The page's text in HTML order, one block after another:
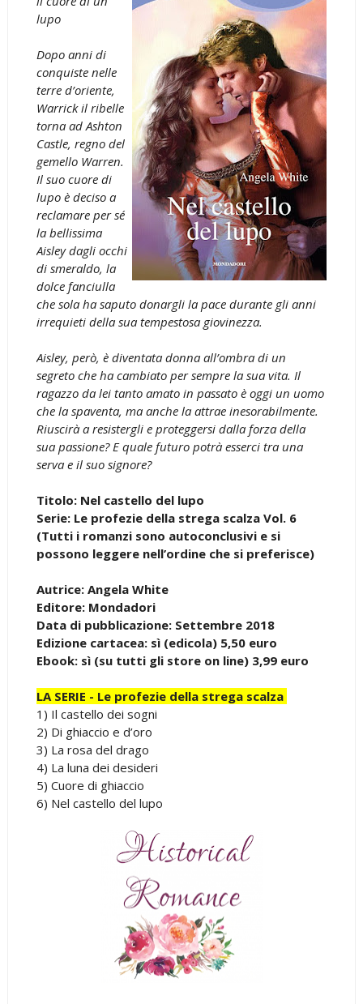
lupo
Dopo anni di
conquiste nelle
terre d’oriente,
Warrick il ribelle
torna ad Ashton
Castle, regno del
gemello Warren.
Il suo cuore di
lupo è deciso a
reclamare per sé
la bellissima
Aisley dagli occhi
di smeraldo, la
dolce fanciulla
che sola ha saputo donargli la pace durante gli anni
irrequieti della sua tempestosa giovinezza.
Aisley, però, è diventata donna all’ombra di un
segreto che ha cambiato per sempre la sua vita. Il
ragazzo da lei tanto amato in passato è oggi un uomo
che la spaventa, ma anche la attrae inesorabilmente.
Riuscirà a resistergli e proteggersi dalla forza della
sua passione? E quale futuro potrà esserci tra una
serva e il suo signore?
Titolo: Nel castello del lupo
Serie: Le profezie della strega scalza Vol. 6
(Tutti i romanzi sono autoconclusivi e si
possono leggere nell’ordine che si preferisce)
Autrice: Angela White
Editore: Mondadori
Data di pubblicazione: Settembre 2018
Edizione cartacea: sì (edicola) 5,50 euro
Ebook: sì (su tutti gli store on line) 3,99 euro
LA SERIE - Le profezie della strega scalza
1) Il castello dei sogni
2) Di ghiaccio e d’oro
3) La rosa del drago
4) La luna dei desideri
5) Cuore di ghiaccio
6) Nel castello del lupo